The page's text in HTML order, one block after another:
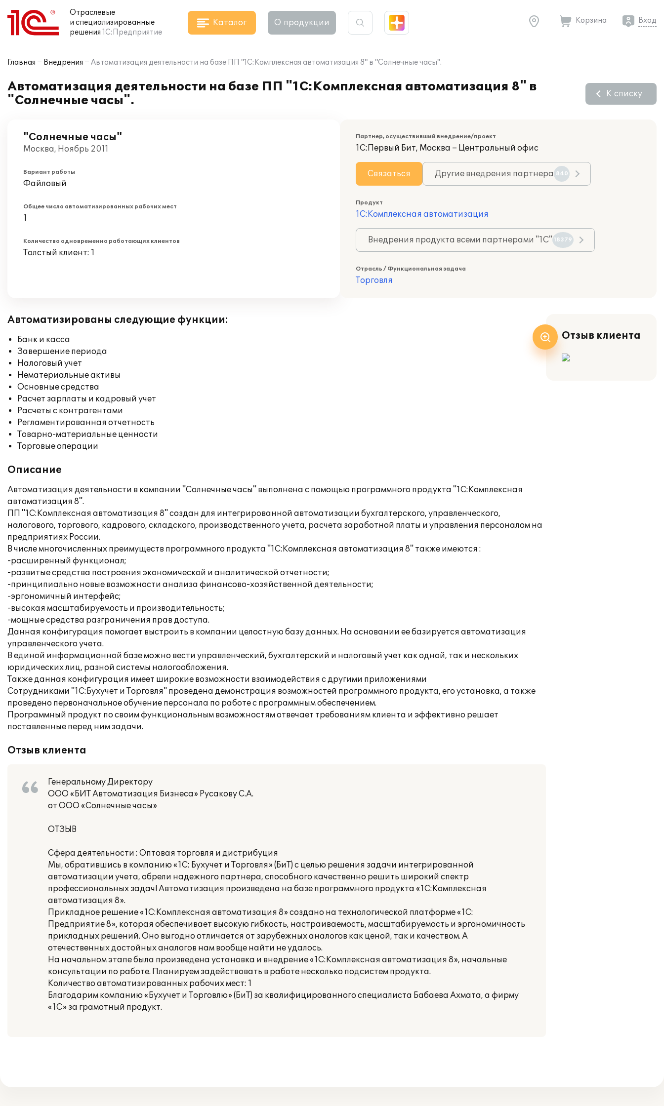
Отраслевые
и специализированные
решения 1С:Предприятие
Каталог О продукции Корзина Вход
Главная Внедрения Автоматизация деятельности на базе ПП "1С:Комплексная автоматизация 8" в "Солнечные часы".
Автоматизация деятельности на базе ПП "1С:Комплексная автоматизация 8" в
"Солнечные часы".
К списку
"Солнечные часы"
Москва, Ноябрь 2011
Вариант работы
Файловый
Общее число автоматизированных рабочих мест
1
Количество одновременно работающих клиентов
Толстый клиент: 1
Партнер, осуществивший внедрение/проект
1С:Первый Бит, Москва – Центральный офис
Связаться Другие внедрения партнера 840
Продукт
1С:Комплексная автоматизация
Внедрения продукта всеми партнерами "1С" 18379
Отрасль / Функциональная задача
Торговля
Автоматизированы следующие функции:
Банк и касса
Завершение периода
Налоговый учет
Нематериальные активы
Основные средства
Расчет зарплаты и кадровый учет
Расчеты с контрагентами
Регламентированная отчетность
Товарно-материальные ценности
Торговые операции
Описание
Автоматизация деятельности в компании "Солнечные часы" выполнена с помощью программного продукта "1С:Комплексная
автоматизация 8".
ПП "1С:Комплексная автоматизация 8" создан для интегрированной автоматизации бухгалтерского, управленческого,
налогового, торгового, кадрового, складского, производственного учета, расчета заработной платы и управления персоналом на
предприятиях России.
В числе многочисленных преимуществ программного продукта "1С:Комплексная автоматизация 8" также имеются :
-расширенный функционал;
-развитые средства построения экономической и аналитической отчетности;
-принципиально новые возможности анализа финансово-хозяйственной деятельности;
-эргономичный интерфейс;
-высокая масштабируемость и производительность;
-мощные средства разграничения прав доступа.
Данная конфигурация помогает выстроить в компании целостную базу данных. На основании ее базируется автоматизация
управленческого учета.
В единой информационной базе можно вести управленческий, бухгалтерский и налоговый учет как одной, так и нескольких
юридических лиц, разной системы налогообложения.
Также данная конфигурация имеет широкие возможности взаимодействия с другими приложениями
Сотрудниками "1С:Бухучет и Торговля" проведена демонстрация возможностей программного продукта, его установка, а также
проведено первоначальное обучение персонала по работе с программным обеспечением.
Программный продукт по своим функциональным возможностям отвечает требованиям клиента и эффективно решает
поставленные перед ним задачи.
Отзыв клиента
Генеральному Директору
ООО «БИТ Автоматизация Бизнеса» Русакову С.А.
от ООО «Солнечные часы»
ОТЗЫВ
Сфера деятельности : Оптовая торговля и дистрибуция
Мы, обратившись в компанию «1С: Бухучет и Торговля» (БиТ) с целью решения задачи интегрированной
автоматизации учета, обрели надежного партнера, способного качественно решить широкий спектр
профессиональных задач! Автоматизация произведена на базе программного продукта «1С:Комплексная
автоматизация 8».
Прикладное решение «1С:Комплексная автоматизация 8» создано на технологической платформе «1С:
Предприятие 8», которая обеспечивает высокую гибкость, настраиваемость, масштабируемость и эргономичность
прикладных решений. Оно выгодно отличается от зарубежных аналогов как ценой, так и качеством. А
отечественных достойных аналогов нам вообще найти не удалось.
На начальном этапе была произведена установка и внедрение «1С:Комплексная автоматизация 8», начальные
консультации по работе. Планируем задействовать в работе несколько подсистем продукта.
Количество автоматизированных рабочих мест: 1
Благодарим компанию «Бухучет и Торговлю» (БиТ) за квалифицированного специалиста Бабаева Ахмата, а фирму
«1С» за грамотный продукт.
Отзыв клиента